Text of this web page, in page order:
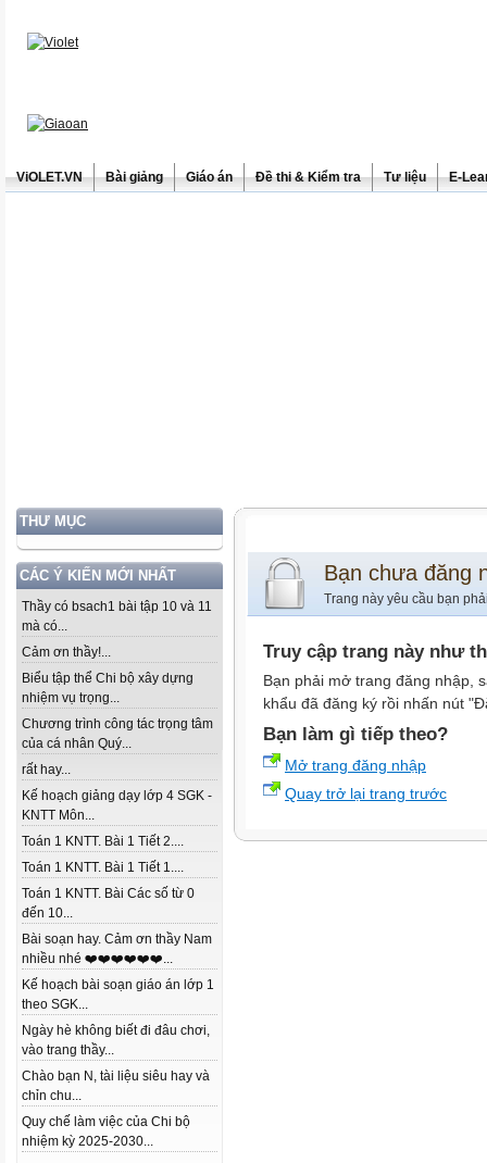
ViOLET.VN Bài giảng Giáo án Đề thi & Kiểm tra Tư liệu E-
THƯ MỤC
CÁC Ý KIẾN MỚI NHẤT
Thầy có bsach1 bài tập 10 và 11
mà có...
Cảm ơn thầy!...
Biểu tập thể Chi bộ xây dựng
nhiệm vụ trọng...
Chương trình công tác trọng tâm
của cá nhân Quý...
rất hay...
Kế hoạch giảng dạy lớp 4 SGK -
KNTT Môn...
Toán 1 KNTT. Bài 1 Tiết 2....
Toán 1 KNTT. Bài 1 Tiết 1....
Toán 1 KNTT. Bài Các số từ 0
đến 10...
Bài soạn hay. Cảm ơn thầy Nam
nhiều nhé ❤️❤️❤️❤️❤️❤️...
Kế hoạch bài soạn giáo án lớp 1
theo SGK...
Ngày hè không biết đi đâu chơi,
vào trang thầy...
Chào bạn N, tài liệu siêu hay và
chỉn chu...
Quy chế làm việc của Chi bộ
nhiệm kỳ 2025-2030...
Bạn chưa đăng
Trang này yêu cầu bạn
Truy cập trang này như
Bạn phải mở trang đăng nhập,
khẩu đã đăng ký rồi nhấn nút
Bạn làm gì tiếp theo?
Mở trang đăng nhập
Quay trở lại trang trước